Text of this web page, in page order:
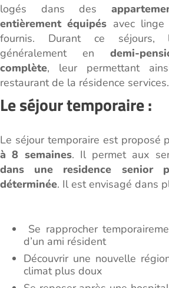
logés dans des
entièrement équipés avec
fournis. Durant ce séjours,
généralement en demi-
complète, leur permettant
restaurant de la résidence services.
Le séjour temporaire :
Le séjour temporaire est proposé
à 8 semaines. Il permet aux
dans une residence senior
déterminée. Il est envisagé dans
Se rapprocher
d’un ami résident
Découvrir une nouvelle
climat plus doux